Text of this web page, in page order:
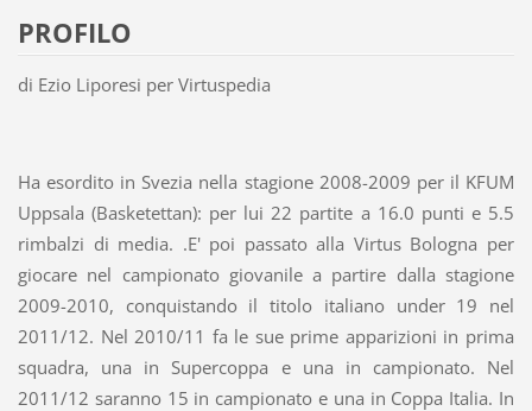
PROFILO
di Ezio Liporesi per Virtuspedia
Ha esordito in Svezia nella stagione 2008-2009 per il KFUM
Uppsala (Basketettan): per lui 22 partite a 16.0 punti e 5.5
rimbalzi di media. .E' poi passato alla Virtus Bologna per
giocare nel campionato giovanile a partire dalla stagione
2009-2010, conquistando il titolo italiano under 19 nel
2011/12. Nel 2010/11 fa le sue prime apparizioni in prima
squadra, una in Supercoppa e una in campionato. Nel
2011/12 saranno 15 in campionato e una in Coppa Italia. In